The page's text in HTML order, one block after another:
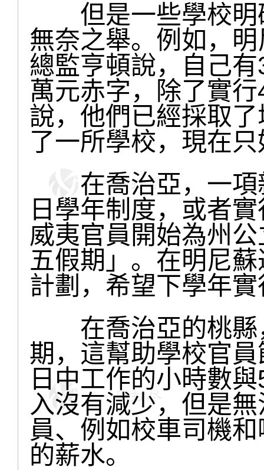
但是一些學校明
無奈之舉。例如，
總監亨頓說，自己
萬元赤字，除了實
說，他們已經採取
了一所學校，現在
在喬治亞，一項
日學年制度，或者
威夷官員開始為州
五假期」。在明尼
計劃，希望下學年
在喬治亞的桃縣
期，這幫助學校官
日中工作的小時數
入沒有減少，但是
員、例如校車司機
的薪水。